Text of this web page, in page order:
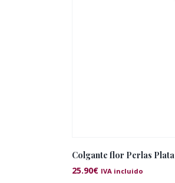
Colgante flor Perlas Plata
25.90€ IVA incluido